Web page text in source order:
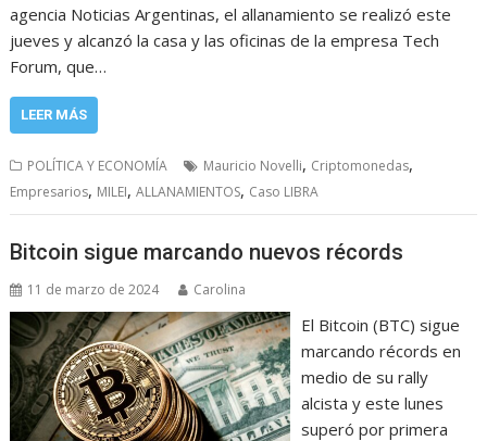
agencia Noticias Argentinas, el allanamiento se realizó este
jueves y alcanzó la casa y las oficinas de la empresa Tech
Forum, que…
LEER MÁS
POLÍTICA Y ECONOMÍA Mauricio Novelli, Criptomonedas,
Empresarios, MILEI,ALLANAMIENTOS, Caso LIBRA
Bitcoin sigue marcando nuevos récords
11 de marzo de 2024 Carolina
El Bitcoin (BTC) sigue
marcando récords en
medio de su rally
alcista y este lunes
superó por primera